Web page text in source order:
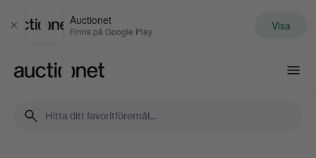
Stäng
Auctionet
Finns på Google Play Visa